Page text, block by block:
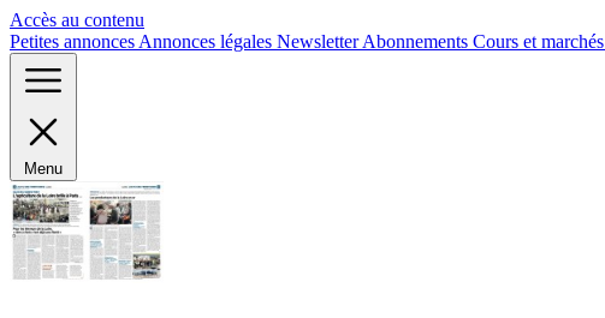
Accès au contenu
Petites annonces Annonces légales NewsletterAbonnements Cours et marchés
Menu
Panneau de gestion des cookies